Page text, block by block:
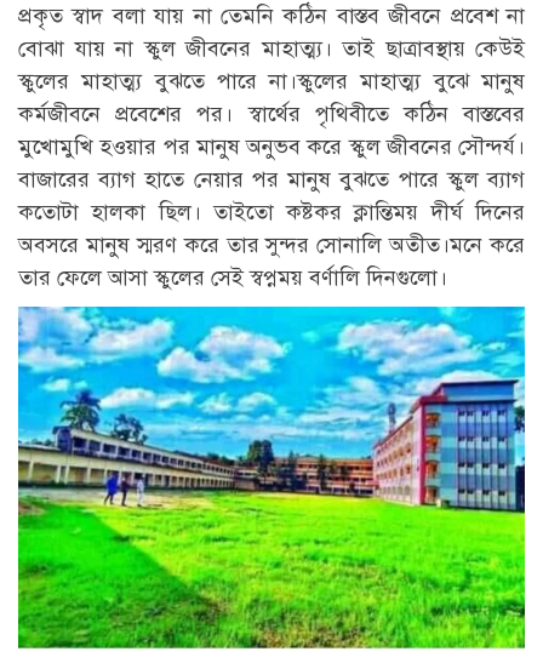
প্রকৃত স্বাদ বলা যায় না তেমনি কঠিন বাস্তব জীবনে প্রবেশ না
বোঝা যায় না স্কুল জীবনের মাহাত্ম্য। তাই ছাত্রাবস্থায় কেউই
স্কুলের মাহাত্ম্য বুঝতে পারে না।স্কুলের মাহাত্ম্য বুঝে মানুষ
কর্মজীবনে প্রবেশের পর। স্বার্থের পৃথিবীতে কঠিন বাস্তবের
মুখোমুখি হওয়ার পর মানুষ অনুভব করে স্কুল জীবনের সৌন্দর্য।
বাজারের ব্যাগ হাতে নেয়ার পর মানুষ বুঝতে পারে স্কুল ব্যাগ
কতোটা হালকা ছিল। তাইতো কষ্টকর ক্লান্তিময় দীর্ঘ দিনের
অবসরে মানুষ স্মরণ করে তার সুন্দর সোনালি অতীত।মনে করে
তার ফেলে আসা স্কুলের সেই স্বপ্নময় বর্ণালি দিনগুলো।